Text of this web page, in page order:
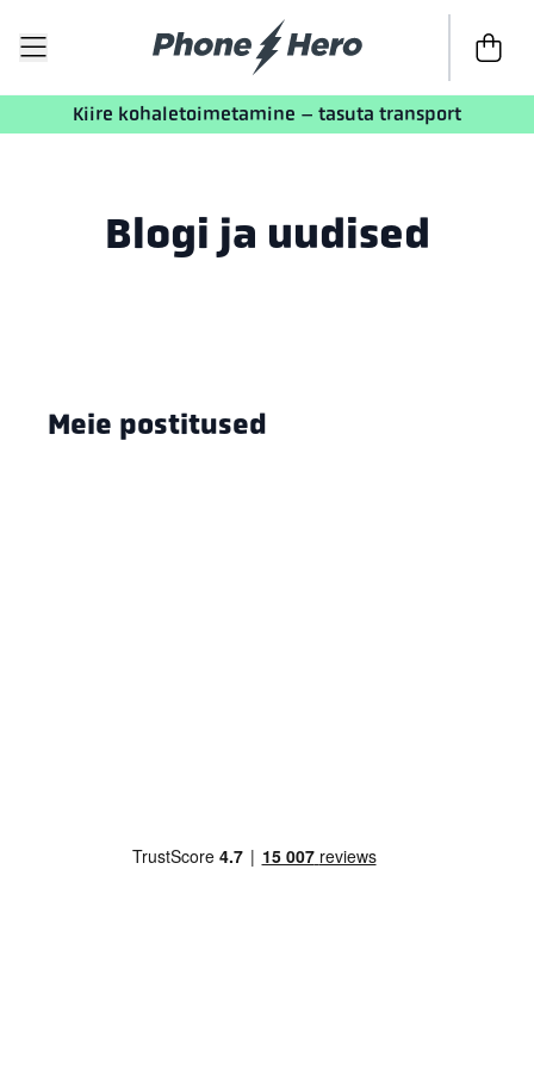
Kassasse
Kiire kohaletoimetamine – tasuta transport
Blogi ja uudised
Meie postitused